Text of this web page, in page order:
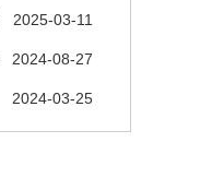
2025-03-11
2024-08-27
2024-03-25